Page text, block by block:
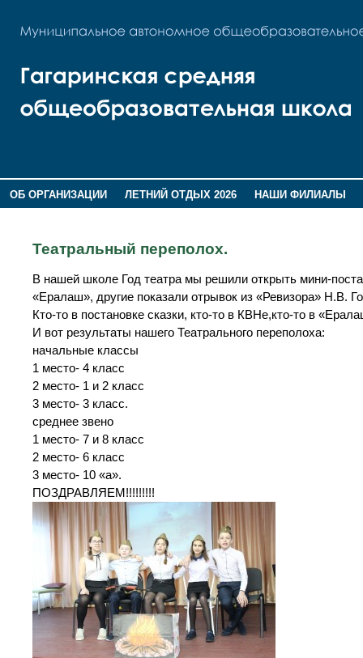
ОБ ОРГАНИЗАЦИИ ЛЕТНИЙ ОТДЫХ 2026
НАШИ ФИЛИАЛЫ
Театральный переполох.
В нашей школе Год театра мы решили открыть мини-
«Ералаш», другие показали отрывок из «Ревизора» Н.В.
Кто-то в постановке сказки, кто-то в КВНе,кто-то в
И вот результаты нашего Театрального переполоха:
начальные классы
1 место- 4 класс
2 место- 1 и 2 класс
3 место- 3 класс.
среднее звено
1 место- 7 и 8 класс
2 место- 6 класс
3 место- 10 «а».
ПОЗДРАВЛЯЕМ!!!!!!!!!